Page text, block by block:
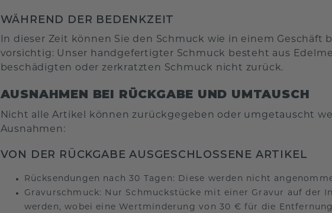
WÄHREND DER BEDENKZEIT
In dieser Zeit können Sie den Schmuck wie in einem Geschäft
vorsichtig: Unser handgefertigter Schmuck besteht aus
beschädigten oder zerkratzten Schmuck nicht zurück.
AUSNAHMEN BEI RÜCKGABE UND UMTAUSCH
Nicht alle Artikel können zurückgegeben oder umgetauscht
Ausnahmen:
VON DER RÜCKGABE AUSGESCHLOSSENE ARTIKEL
Rücksendungen nach 30 Tagen: Diese werden nicht
Gravurschmuck: Nur Schmuckstücke mit einer Gravur auf der
werden, wobei eine Wertminderung von 30 € für die